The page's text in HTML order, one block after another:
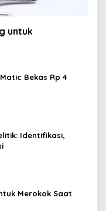
untuk
Bekas Rp 4
Identifikasi,
Merokok Saat